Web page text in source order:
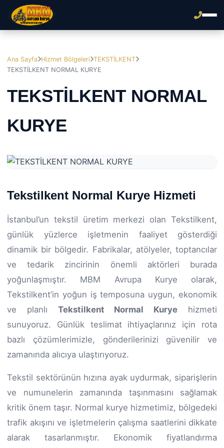
Ana Sayfa Hizmet Bölgeleri TEKSTİLKENT
TEKSTİLKENT NORMAL KURYE
TEKSTİLKENT NORMAL
KURYE
Tekstilkent Normal Kurye Hizmeti
İstanbul’un tekstil üretim merkezi olan Tekstilkent,
günlük yüzlerce işletmenin faaliyet gösterdiği
dinamik bir bölgedir. Fabrikalar, atölyeler, toptancılar
ve tedarik zincirinin önemli aktörleri burada
yoğunlaşmıştır. MBM Avrupa Kurye olarak,
Tekstilkent’in yoğun iş temposuna uygun, ekonomik
ve planlı Tekstilkent Normal Kurye hizmeti
sunuyoruz. Günlük teslimat ihtiyaçlarınız için rota
bazlı çözümlerimizle, gönderilerinizi güvenilir ve
zamanında alıcıya ulaştırıyoruz.
Tekstil sektörünün hızına ayak uydurmak, siparişlerin
ve numunelerin zamanında taşınmasını sağlamak
kritik önem taşır. Normal kurye hizmetimiz, bölgedeki
trafik akışını ve işletmelerin çalışma saatlerini dikkate
alarak tasarlanmıştır. Ekonomik fiyatlandırma